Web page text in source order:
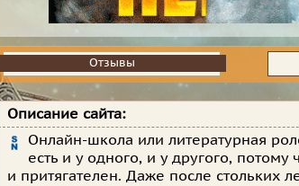
Отзывы
Отзывы
Описание сайта:
Онлайн-школа или литературная
есть и у одного, и у другого,
и притягателен. Даже после стольких